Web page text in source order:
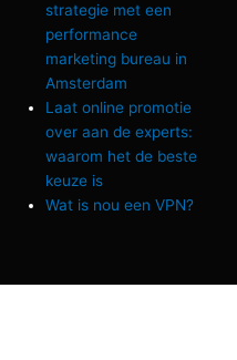
strategie met een
performance
marketing bureau in
Amsterdam
Laat online promotie
over aan de experts:
waarom het de beste
keuze is
Wat is nou een VPN?